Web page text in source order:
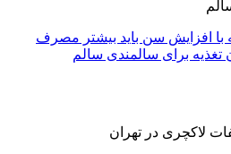
با افزایش سن باید بیشتر مصرف
برای سالمندی سالم